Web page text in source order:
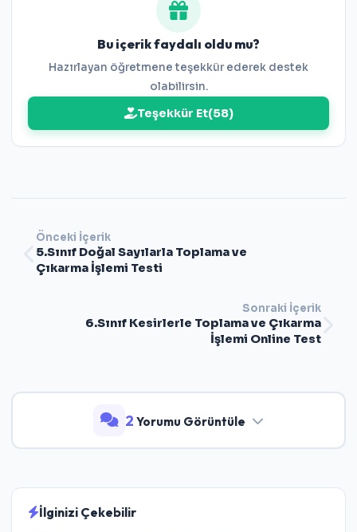
Bu içerik faydalı oldu mu?
Hazırlayan öğretmene teşekkür ederek destek
olabilirsin.
Teşekkür Et(58)
Önceki İçerik
5.Sınıf Doğal Sayılarla Toplama ve
Çıkarma İşlemi Testi
Sonraki İçerik
6.Sınıf Kesirlerle Toplama ve Çıkarma
İşlemi Online Test
2 Yorumu Görüntüle
İlginizi Çekebilir